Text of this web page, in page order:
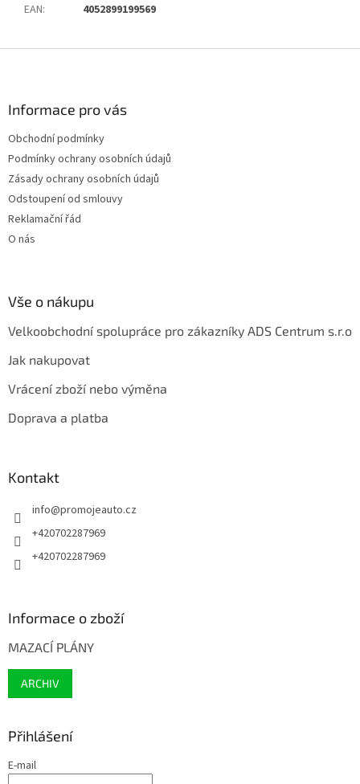
EAN: 4052899199569
Informace pro vás
Obchodní podmínky
Podmínky ochrany osobních údajů
Zásady ochrany osobních údajů
Odstoupení od smlouvy
Reklamační řád
O nás
Vše o nákupu
Velkoobchodní spolupráce pro zákazníky ADS Centrum s.r.o
Jak nakupovat
Vrácení zboží nebo výměna
Doprava a platba
Kontakt
info@promojeauto.cz
+420702287969
+420702287969
Informace o zboží
MAZACÍ PLÁNY
ARCHIV
Přihlášení
E-mail